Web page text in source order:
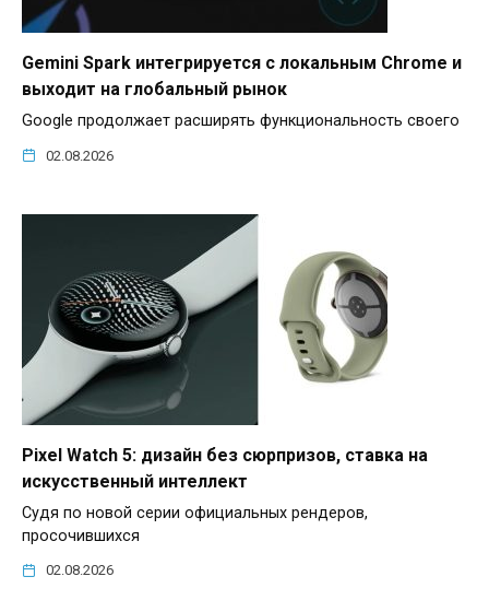
Gemini Spark интегрируется с локальным Chrome и
выходит на глобальный рынок
Google продолжает расширять функциональность своего
02.08.2026
Pixel Watch 5: дизайн без сюрпризов, ставка на
искусственный интеллект
Судя по новой серии официальных рендеров,
просочившихся
02.08.2026